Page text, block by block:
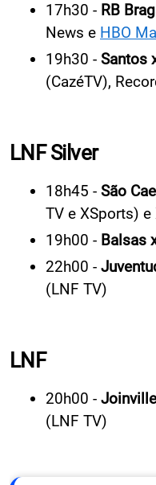
17h30 - RB
News e HBO
19h30 - Santos
(CazéTV),
LNF Silver
18h45 - São
TV e XSports) e
19h00 - Balsas
22h00 -
(LNF TV)
LNF
20h00 -
(LNF TV)